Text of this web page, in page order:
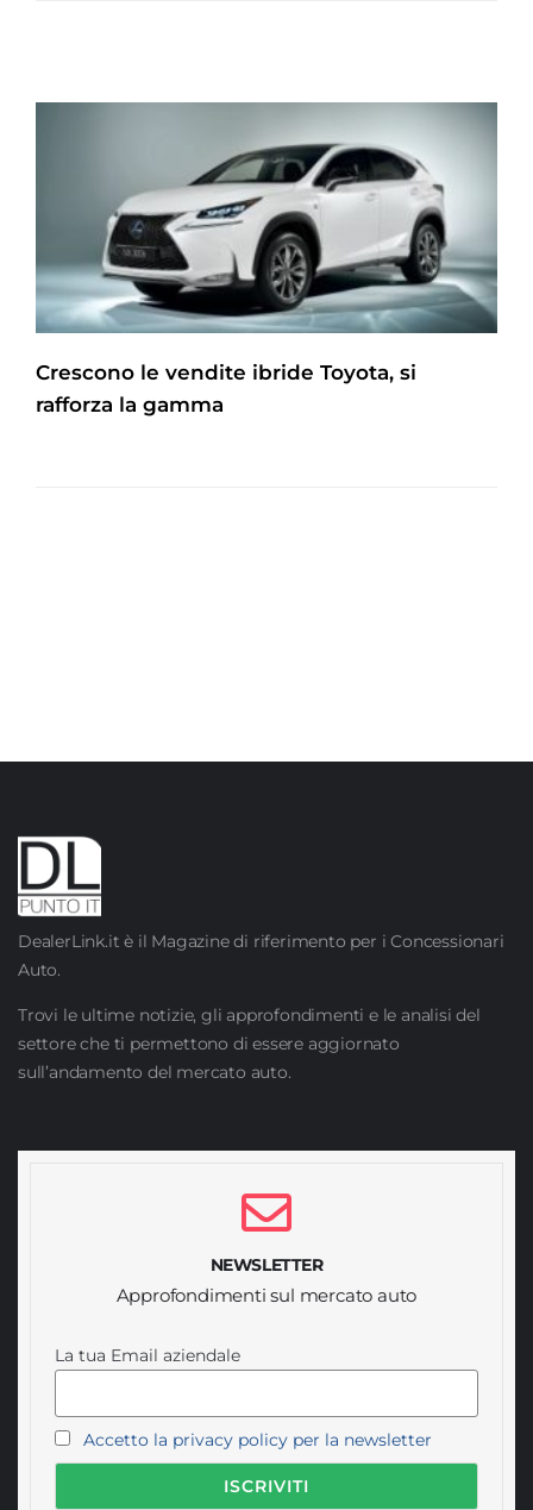
Crescono le vendite ibride Toyota, si
rafforza la gamma
DealerLink.it è il Magazine di riferimento per i Concessionari
Auto.
Trovi le ultime notizie, gli approfondimenti e le analisi del
settore che ti permettono di essere aggiornato
sull’andamento del mercato auto.
NEWSLETTER
Approfondimenti sul mercato auto
La tua Email aziendale
Accetto la privacy policy per la newsletter